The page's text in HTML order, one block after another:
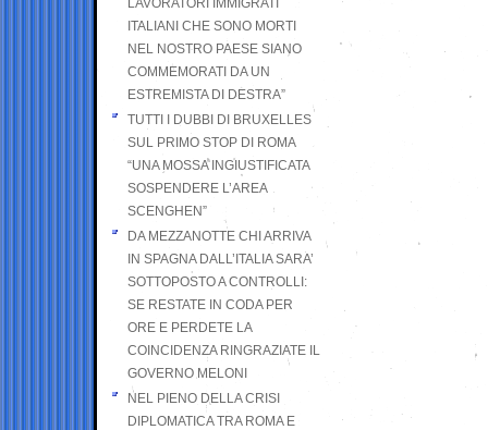
LAVORATORI IMMIGRATI
ITALIANI CHE SONO MORTI
NEL NOSTRO PAESE SIANO
COMMEMORATI DA UN
ESTREMISTA DI DESTRA”
TUTTI I DUBBI DI BRUXELLES
SUL PRIMO STOP DI ROMA
“UNA MOSSA INGIUSTIFICATA
SOSPENDERE L’AREA
SCENGHEN”
DA MEZZANOTTE CHI ARRIVA
IN SPAGNA DALL’ITALIA SARA’
SOTTOPOSTO A CONTROLLI:
SE RESTATE IN CODA PER
ORE E PERDETE LA
COINCIDENZA RINGRAZIATE IL
GOVERNO MELONI
NEL PIENO DELLA CRISI
DIPLOMATICA TRA ROMA E